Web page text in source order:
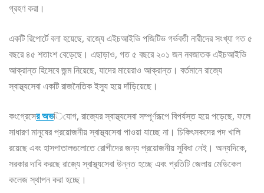
গ্রহণ করা।
একটি রিপোর্টে বলা হয়েছে, রাজ্যে এইচআইভি পজিটিভ গর্ভবতী নারীদের সংখ্যা গত ৫
বছরে ৪৫ শতাংশ বেড়েছে। এছাড়াও, গত ৫ বছরে ২০১ জন নবজাতক এইচআইভি
আক্রান্ত হিসেবে জন্ম নিয়েছে, যাদের মায়েরাও আক্রান্ত। বর্তমানে রাজ্যে
স্বাস্থ্যসেবা একটি রাজনৈতিক ইস্যু হয়ে দাঁড়িয়েছে।
কংগ্রেসের অভিযোগ, রাজ্যের স্বাস্থ্যসেবা সম্পূর্ণরূপে বিপর্যস্ত হয়ে পড়েছে, ফলে
সাধারণ মানুষের প্রয়োজনীয় স্বাস্থ্যসেবা পাওয়া যাচ্ছে না। চিকিৎসকদের পদ খালি
রয়েছে এবং হাসপাতালগুলোতে রোগীদের জন্য প্রয়োজনীয় সুবিধা নেই। অন্যদিকে,
সরকার দাবি করছে রাজ্যে স্বাস্থ্যসেবা উন্নত হচ্ছে এবং প্রতিটি জেলায় মেডিকেল
কলেজ স্থাপন করা হচ্ছে।